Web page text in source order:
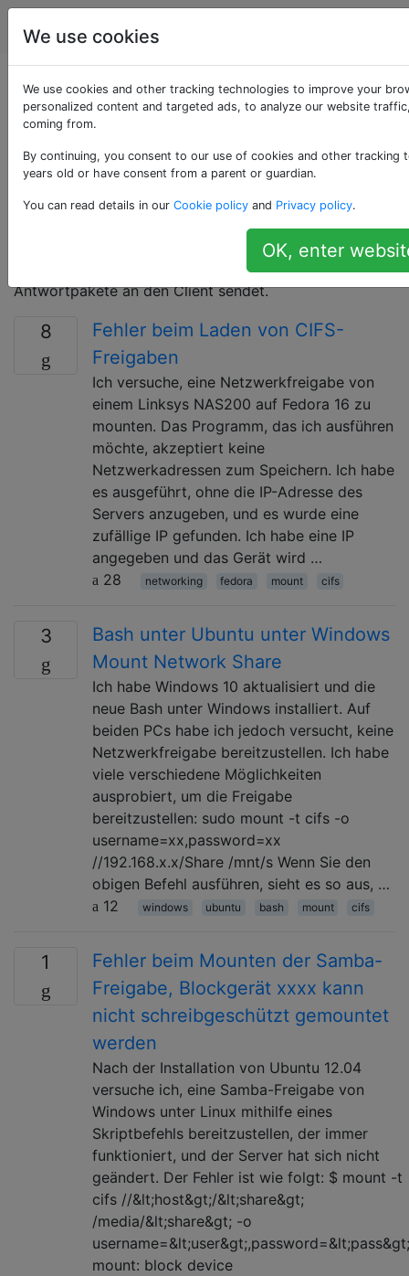
Computerbenutzer
Als «cifs» getaggte
Fragen
SMB / CIFS ist ein Netzwerkprotokoll, mit dem Dateien
über ein Netzwerk von Knoten hinweg gemeinsam
genutzt werden können. Das Protokoll basiert auf
einem Entwurf, bei dem der Kunde anfordert, Pakete
an den Server zu senden, und der Server wiederum
Antwortpakete an den Client sendet.
8
Fehler beim Laden von CIFS-
Freigaben
Ich versuche, eine Netzwerkfreigabe von
einem Linksys NAS200 auf Fedora 16 zu
mounten. Das Programm, das ich ausführen
möchte, akzeptiert keine
Netzwerkadressen zum Speichern. Ich habe
es ausgeführt, ohne die IP-Adresse des
Servers anzugeben, und es wurde eine
zufällige IP gefunden. Ich habe eine IP
angegeben und das Gerät wird …
28
networking fedora mount cifs
3
Bash unter Ubuntu unter Windows
Mount Network Share
Ich habe Windows 10 aktualisiert und die
neue Bash unter Windows installiert. Auf
beiden PCs habe ich jedoch versucht, keine
Netzwerkfreigabe bereitzustellen. Ich habe
viele verschiedene Möglichkeiten
ausprobiert, um die Freigabe
bereitzustellen: sudo mount -t cifs -o
username=xx,password=xx
//192.168.x.x/Share /mnt/s Wenn Sie den
obigen Befehl ausführen, sieht es so aus, …
12
windows ubuntu bash mount cifs
1
Fehler beim Mounten der Samba-
Freigabe, Blockgerät xxxx kann
nicht schreibgeschützt gemountet
werden
Nach der Installation von Ubuntu 12.04
versuche ich, eine Samba-Freigabe von
Windows unter Linux mithilfe eines
Skriptbefehls bereitzustellen, der immer
funktioniert, und der Server hat sich nicht
geändert. Der Fehler ist wie folgt: $ mount -t
cifs //&lt;host&gt;/&lt;share&gt;
/media/&lt;share&gt; -o
username=&lt;user&gt;,password=&lt;pass&gt;
mount: block device
We use cookies
We use cookies and other tracking technologies to improve your
personalized content and targeted ads, to analyze our website
coming from.
By continuing, you consent to our use of cookies and other tracking
years old or have consent from a parent or guardian.
You can read details in our Cookie policy and Privacy policy.
OK, enter